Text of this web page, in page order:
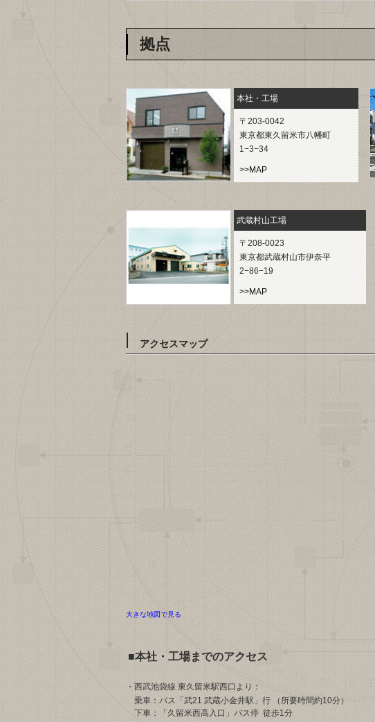
拠点
本社・工場
〒203-0042
東京都東久留米市八幡町
1−3−34
>>MAP
武蔵村山工場
〒208-0023
東京都武蔵村山市伊奈平
2−86−19
>>MAP
アクセスマップ
大きな地図で見る
■本社・工場までのアクセス
・西武池袋線 東久留米駅西口より：
乗車：バス「武21 武蔵小金井駅」行 （所要時間約10分）
下車：「久留米西高入口」バス停 徒歩1分